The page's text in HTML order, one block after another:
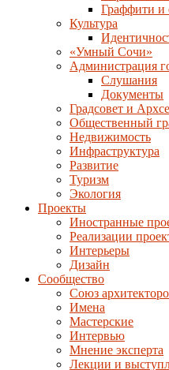
Граффити и
Культура
«Умный Сочи»
Администрация
Слушания
Документы
Градсовет и
Общественный
Недвижимость
Инфраструктура
Развитие
Туризм
Экология
Проекты
Иностранные
Реализации
Интерьеры
Дизайн
Сообщество
Союз
Имена
Мастерские
Интервью
Мнение эксперта
Лекции и